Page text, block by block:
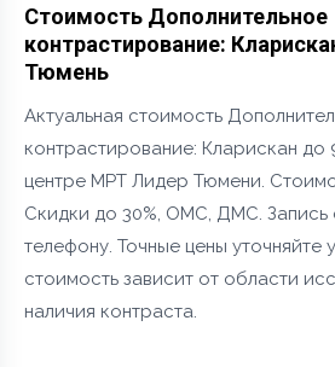
Стоимость Дополнительное
контрастирование:
Тюмень
Актуальная стоимость
контрастирование: Кларискан до
центре МРТ Лидер Тюмени.
Скидки до 30%, ОМС, ДМС. Запись
телефону. Точные цены
стоимость зависит от области
наличия контраста.